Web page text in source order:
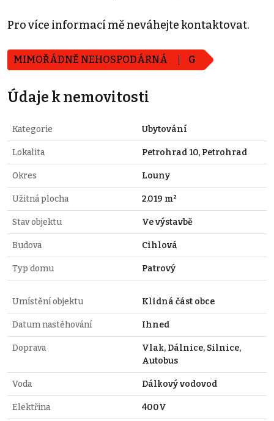
Pro více informací mě neváhejte kontaktovat.
MIMOŘÁDNĚ NEHOSPODÁRNÁ G
Údaje k nemovitosti
Kategorie Ubytování
Lokalita Petrohrad 10, Petrohrad
Okres Louny
Užitná plocha 2.019 m²
Stav objektu Ve výstavbě
Budova Cihlová
Typ domu Patrový
Umístění objektu Klidná část obce
Datum nastěhování Ihned
Doprava
Vlak, Dálnice, Silnice,
Autobus
Voda Dálkový vodovod
Elektřina 400V